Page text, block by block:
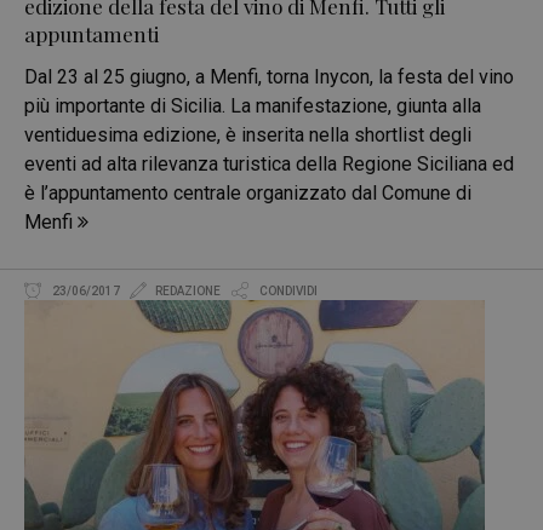
edizione della festa del vino di Menfi. Tutti gli
appuntamenti
Dal 23 al 25 giugno, a Menfi, torna Inycon, la festa del vino
più importante di Sicilia. La manifestazione, giunta alla
ventiduesima edizione, è inserita nella shortlist degli
eventi ad alta rilevanza turistica della Regione Siciliana ed
è l’appuntamento centrale organizzato dal Comune di
Menfi
23/06/2017 REDAZIONE CONDIVIDI